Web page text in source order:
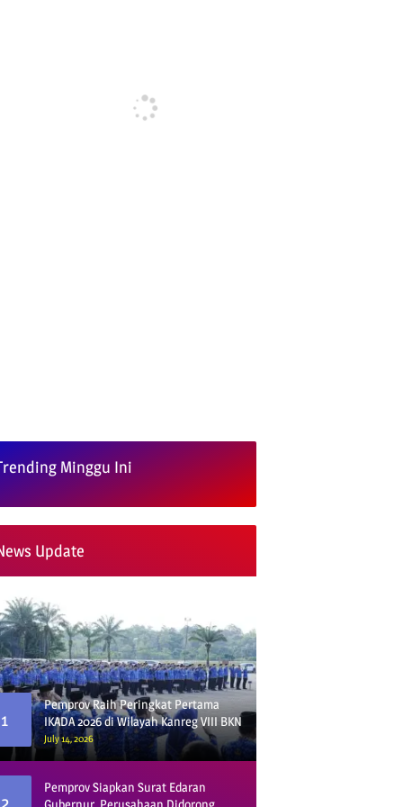
Minggu Ini
Update
1
Pemprov Raih Peringkat Pertama
IKADA 2026 di Wilayah Kanreg VIII BKN
July 14, 2026
2
Pemprov Siapkan Surat Edaran
Gubernur, Perusahaan Didorong